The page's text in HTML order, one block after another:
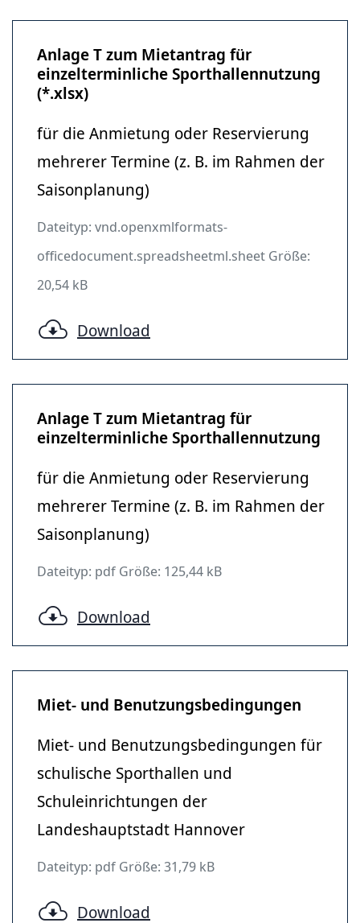
Anlage T zum Mietantrag für
einzelterminliche Sporthallennutzung
(*.xlsx)
für die Anmietung oder Reservierung
mehrerer Termine (z. B. im Rahmen der
Saisonplanung)
Dateityp: vnd.openxmlformats-
officedocument.spreadsheetml.sheet Größe:
20,54 kB
Download
Anlage T zum Mietantrag für
einzelterminliche Sporthallennutzung
für die Anmietung oder Reservierung
mehrerer Termine (z. B. im Rahmen der
Saisonplanung)
Dateityp: pdf Größe: 125,44 kB
Download
Miet- und Benutzungsbedingungen
Miet- und Benutzungsbedingungen für
schulische Sporthallen und
Schuleinrichtungen der
Landeshauptstadt Hannover
Dateityp: pdf Größe: 31,79 kB
Download